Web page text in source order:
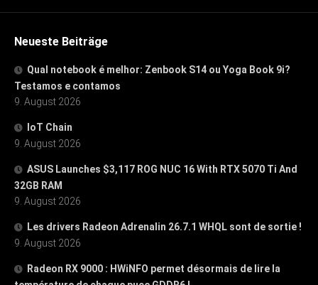
Neueste Beiträge
Qual notebook é melhor: Zenbook S14 ou Yoga Book 9i?
Testamos e contamos
9. August 2026
IoT Chain
9. August 2026
ASUS Launches $3,117 ROG NUC 16 With RTX 5070 Ti And
32GB RAM
9. August 2026
Les drivers Radeon Adrenalin 26.7.1 WHQL sont de sortie !
9. August 2026
Radeon RX 9000 : HWiNFO permet désormais de lire la